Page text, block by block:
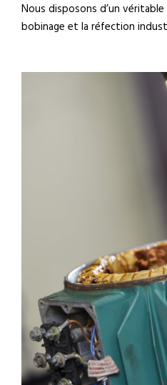
Nous disposons d’un
bobinage et la réfection